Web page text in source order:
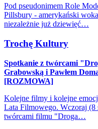
Pod pseudonimem Role
Pillsbury - amerykański
niezależnie już dziewięć…
Trochę Kultury
Spotkanie z twórcami
Grabowską i Pawłem
[ROZMOWA]
Kolejne filmy i kolejne
Lata Filmowego. Wczoraj
twórcami filmu "Droga…